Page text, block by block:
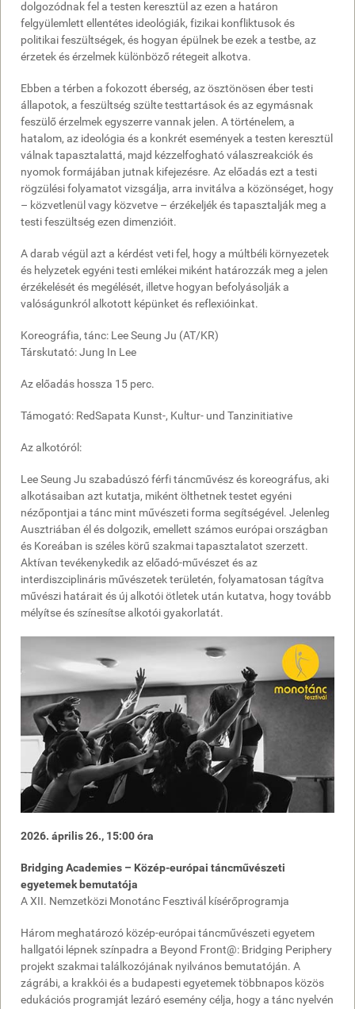
dolgozódnak fel a testen keresztül az ezen a határon
felgyülemlett ellentétes ideológiák, fizikai konfliktusok és
politikai feszültségek, és hogyan épülnek be ezek a testbe, az
érzetek és érzelmek különböző rétegeit alkotva.
Ebben a térben a fokozott éberség, az ösztönösen éber testi
állapotok, a feszültség szülte testtartások és az egymásnak
feszülő érzelmek egyszerre vannak jelen. A történelem, a
hatalom, az ideológia és a konkrét események a testen keresztül
válnak tapasztalattá, majd kézzelfogható válaszreakciók és
nyomok formájában jutnak kifejezésre. Az előadás ezt a testi
rögzülési folyamatot vizsgálja, arra invitálva a közönséget, hogy
– közvetlenül vagy közvetve – érzékeljék és tapasztalják meg a
testi feszültség ezen dimenzióit.
A darab végül azt a kérdést veti fel, hogy a múltbéli környezetek
és helyzetek egyéni testi emlékei miként határozzák meg a jelen
érzékelését és megélését, illetve hogyan befolyásolják a
valóságunkról alkotott képünket és reflexióinkat.
Koreográfia, tánc: Lee Seung Ju (AT/KR)
Társkutató: Jung In Lee
Az előadás hossza 15 perc.
Támogató: RedSapata Kunst-, Kultur- und Tanzinitiative
Az alkotóról:
Lee Seung Ju szabadúszó férfi táncművész és koreográfus, aki
alkotásaiban azt kutatja, miként ölthetnek testet egyéni
nézőpontjai a tánc mint művészeti forma segítségével. Jelenleg
Ausztriában él és dolgozik, emellett számos európai országban
és Koreában is széles körű szakmai tapasztalatot szerzett.
Aktívan tevékenykedik az előadó-művészet és az
interdiszciplináris művészetek területén, folyamatosan tágítva
művészi határait és új alkotói ötletek után kutatva, hogy tovább
mélyítse és színesítse alkotói gyakorlatát.
2026. április 26., 15:00 óra
Bridging Academies – Közép-európai táncművészeti
egyetemek bemutatója
A XII. Nemzetközi Monotánc Fesztivál kísérőprogramja
Három meghatározó közép-európai táncművészeti egyetem
hallgatói lépnek színpadra a Beyond Front@: Bridging Periphery
projekt szakmai találkozójának nyilvános bemutatóján. A
zágrábi, a krakkói és a budapesti egyetemek többnapos közös
edukációs programját lezáró esemény célja, hogy a tánc nyelvén